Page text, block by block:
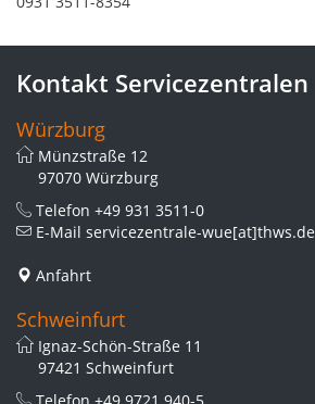
Kontakt Servicezentralen
Würzburg
Münzstraße 12
97070 Würzburg
Telefon +49 931 3511-0
E-Mail servicezentrale-wue[at]thws.de
Anfahrt
Schweinfurt
Ignaz-Schön-Straße 11
97421 Schweinfurt